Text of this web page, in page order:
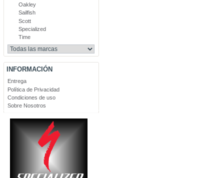
Oakley
Sailfish
Scott
Specialized
Time
INFORMACIÓN
Entrega
Política de Privacidad
Condiciones de uso
Sobre Nosotros